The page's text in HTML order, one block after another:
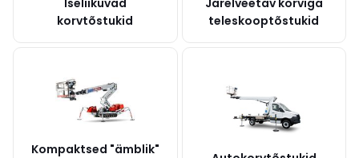
Iseliikuvad
korvtõstukid
Järelveetav korviga
teleskooptõstukid
Kompaktsed "ämblik"